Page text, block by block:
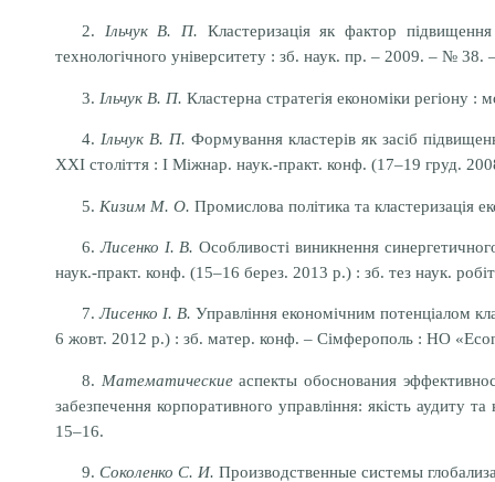
2. Ільчук В. П. Кластеризація як фактор
технологічного університету : зб. наук. пр. – 2009. – № 38.
3. Ільчук В. П. Кластерна стратегія економіки регіону
4. Ільчук В. П. Формування кластерів як засіб
ХХІ століття : І Міжнар. наук.-практ. конф. (17–19 груд.
5. Кизим М. О. Промислова політика та
6.Лисенко І. В. Особливості виникнення
наук.-практ. конф. (15–16 берез. 2013 р.) : зб. тез наук.
7.Лисенко І. В. Управління економічним потенціалом
6 жовт. 2012 р.) : зб. матер. конф. – Сімферополь : НО
8. Математическиеаспекты обоснования
забезпечення корпоративного управління: якість
15–16.
9. Соколенко С. И. Производственные системы